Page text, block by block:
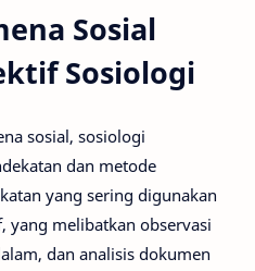
Sosial
Sosiologi
sosial, sosiologi
dan metode
yang sering digunakan
yang melibatkan observasi
dan analisis dokumen